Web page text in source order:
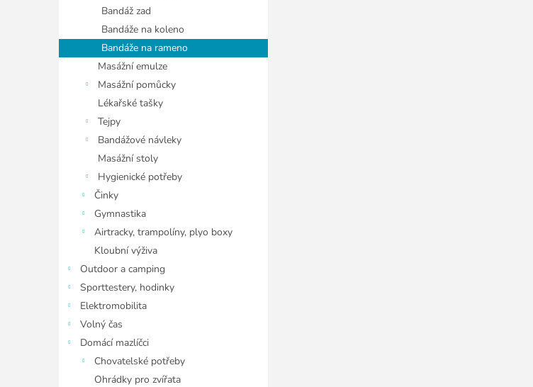
Bandáž zad
Bandáže na koleno
Bandáže na rameno
Masážní emulze
Masážní pomůcky
Lékařské tašky
Tejpy
Bandážové návleky
Masážní stoly
Hygienické potřeby
Činky
Gymnastika
Airtracky, trampolíny, plyo boxy
Kloubní výživa
Outdoor a camping
Sporttestery, hodinky
Elektromobilita
Volný čas
Domácí mazlíčci
Chovatelské potřeby
Ohrádky pro zvířata